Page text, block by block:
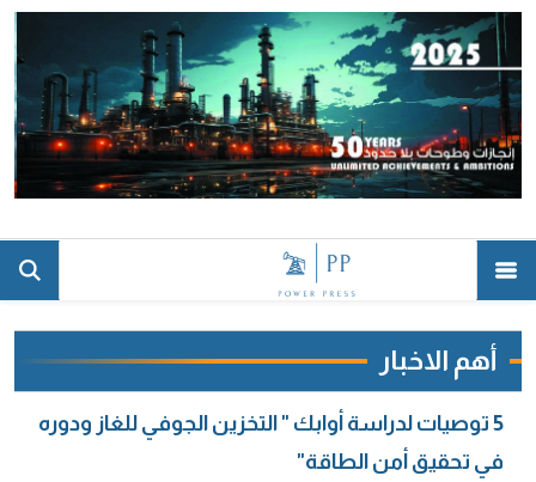
أهم الاخبار
5 توصيات لدراسة أوابك " التخزين الجوفي للغاز ودوره
في تحقيق أمن الطاقة"